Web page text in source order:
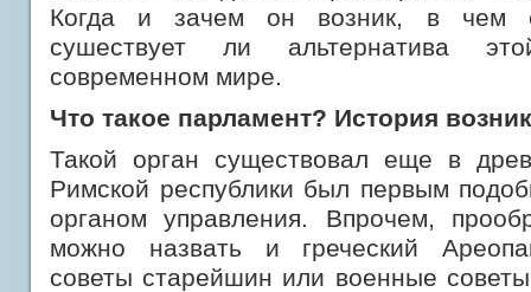
Когда и зачем он возник, в чем
сушествует ли альтернатива
современном мире.
Что такое парламент? История
Такой орган существовал еще в
Римской республики был первым
органом управления. Впрочем,
можно назвать и греческий
советы старейшин или военные